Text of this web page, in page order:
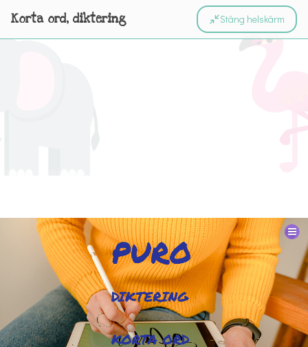
Korta ord, diktering Stäng helskärm